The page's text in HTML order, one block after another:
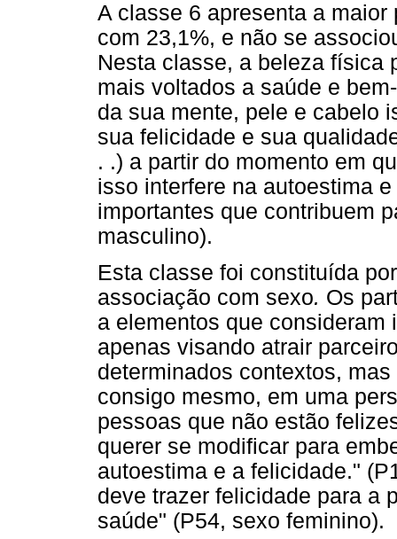
A classe 6 apresenta a
com 23,1%, e não se
Nesta classe, a beleza física
mais voltados a saúde e
da sua mente, pele e cabelo
sua felicidade e sua
. .) a partir do momento em
isso interfere na autoestima
importantes que contribuem
masculino).
Esta classe foi constituída
associação com sexo. Os
a elementos que
apenas visando atrair
determinados contextos,
consigo mesmo, em uma
pessoas que não estão
querer se modificar para
autoestima e a felicidade."
deve trazer felicidade para a
saúde" (P54, sexo feminino).